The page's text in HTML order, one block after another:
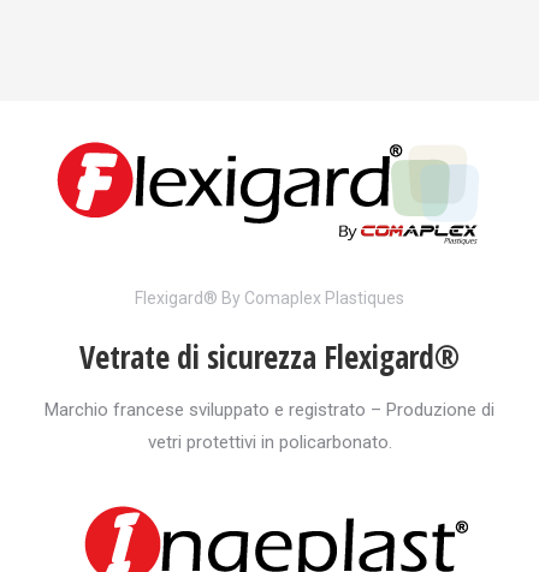
Flexigard® By Comaplex Plastiques
Vetrate di sicurezza Flexigard®
Marchio francese sviluppato e registrato – Produzione di
vetri protettivi in policarbonato.